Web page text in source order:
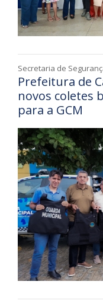
Secretaria de
Prefeitura de
novos coletes
para a GCM